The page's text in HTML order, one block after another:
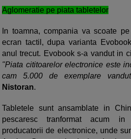
Aglomeratie pe piata tabletelor
In toamna, compania va scoate
ecran tactil, dupa varianta
anul trecut. Evobook s-a vandut in
"Piata cititoarelor electronice este
cam 5.000 de exemplare
Nistoran.
Tabletele sunt ansamblate in
pescaresc tranformat acum
producatorii de electronice, unde